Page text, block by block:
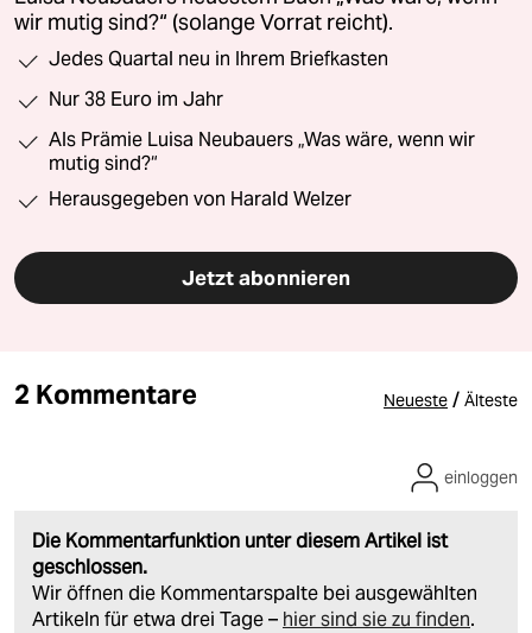
wir mutig sind?“ (solange Vorrat reicht).
Jedes Quartal neu in Ihrem Briefkasten
Nur 38 Euro im Jahr
Als Prämie Luisa Neubauers „Was wäre, wenn wir
mutig sind?“
Herausgegeben von Harald Welzer
Jetzt abonnieren
2 Kommentare Neueste / Älteste
Die Kommentarfunktion unter diesem Artikel ist
geschlossen.
Wir öffnen die Kommentarspalte bei ausgewählten
Artikeln für etwa drei Tage – hier sind sie zu finden.
einloggen